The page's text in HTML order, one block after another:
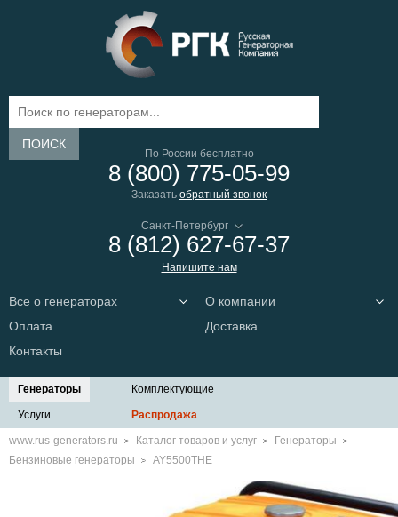
ПОИСК
По России бесплатно
8 (800) 775-05-99
Заказать обратный звонок
8 (812) 627-67-37
Напишите нам
Все о генераторах
О компании
Оплата
Доставка
Контакты
Генераторы Комплектующие
Услуги Распродажа
www.rus-generators.ru Каталог товаров и услуг
Генераторы
Бензиновые генераторы
AY5500THE